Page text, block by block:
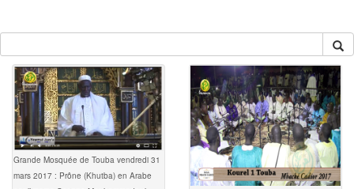
Grande Mosquée de Touba vendredi 31
mars 2017 : Prône (Khutba) en Arabe